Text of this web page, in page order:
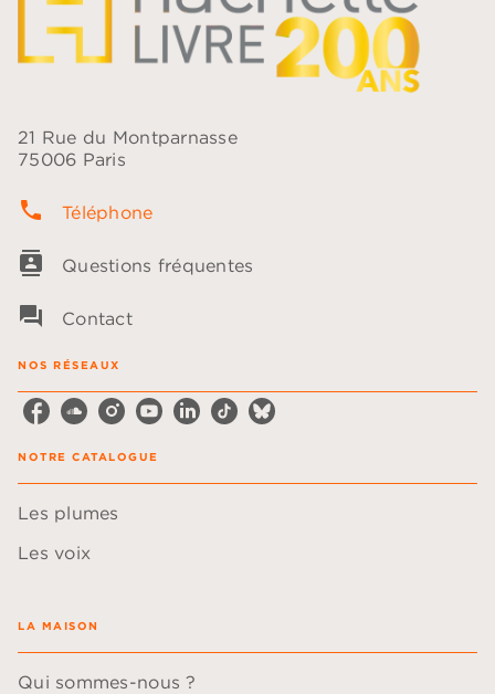
21 Rue du Montparnasse
75006 Paris
phone Téléphone
contacts Questions fréquentes
question_answer Contact
NOS RÉSEAUX
NOTRE CATALOGUE
Les plumes
Les voix
LA MAISON
Qui sommes-nous ?